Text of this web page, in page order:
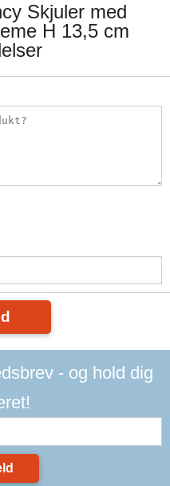
Skjuler med
H 13,5 cm
- og hold dig